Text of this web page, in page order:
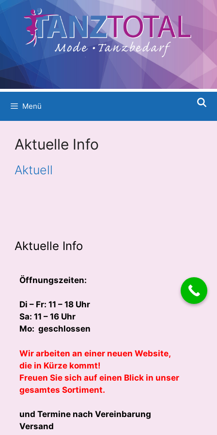
Menü
Aktuelle Info
Aktuell
Aktuelle Info
Öffnungszeiten:
Di – Fr: 11 – 18 Uhr
Sa: 11 – 16 Uhr
Mo: geschlossen
Wir arbeiten an einer neuen Website,
die in Kürze kommt!
Freuen Sie sich auf einen Blick in unser
gesamtes Sortiment.
und Termine nach Vereinbarung
Versand